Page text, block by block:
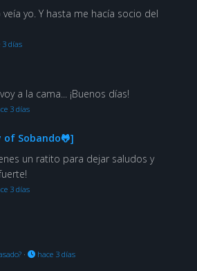
yo. Y hasta me hacía socio del
días
a la cama... ¡Buenos días!
3 días
of Sobando🐸]
un ratito para dejar saludos y
3 días
· hace 3 días